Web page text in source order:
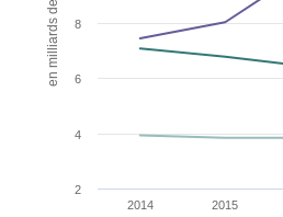
2014 2015
2
4
6
8